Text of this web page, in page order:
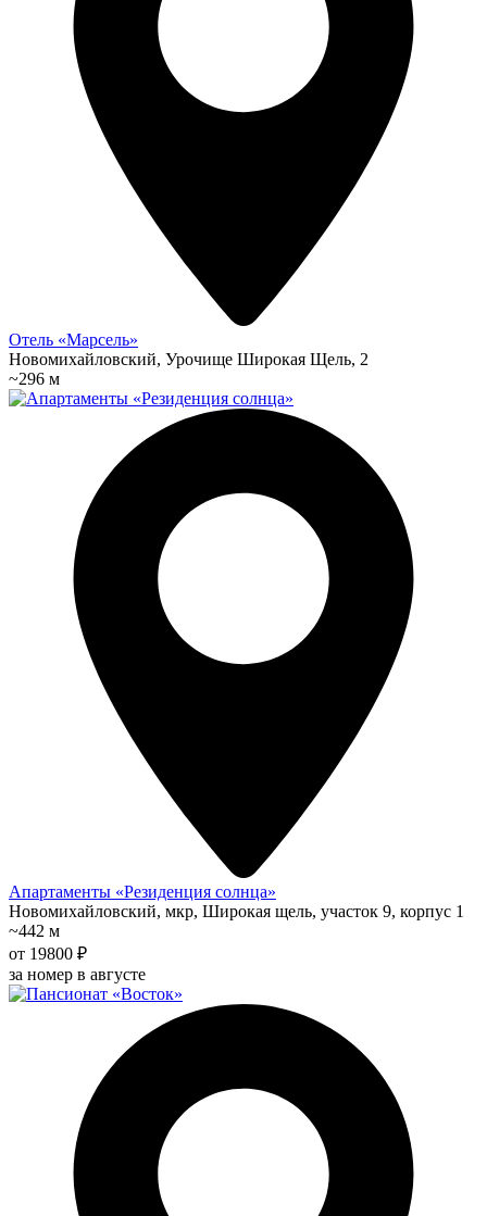
Отель «Марсель»
Новомихайловский, Урочище Широкая Щель, 2
~296 м
Апартаменты «Резиденция солнца»
Новомихайловский, мкр, Широкая щель, участок 9, корпус 1
~442 м
от 19800 ₽
за номер в августе